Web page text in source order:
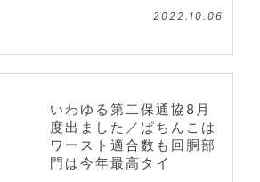
2022.10.06
いわゆる第二保通協8月
度出ました／ぱちんこは
ワースト適合数も回胴部
門は今年最高タイ